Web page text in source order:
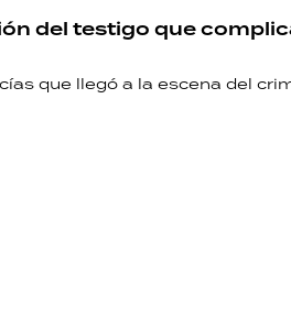
del testigo que
que llegó a la escena del